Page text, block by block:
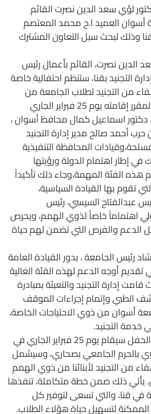
لؤي سعد الدين نصرت القائم
أسوان العميد ا.ح محمد المعتصم
وذلك لبحث سبل التعاون المشترك
الدين نصرت، القائم بأعمال رئيس
التجنيد بقنا، ستنظم احتفالية خاصة
من التجنيد لطلاب الجامعة من
ذوي الهمم ،ومن المقرر إقامته يوم 25 فبراير الجاري
دكتور اسماعيل كمال محافظ أسوان ،
حرب أحمد صالح مدير إدارة التجنيد
المحافظة التنفيذية
في إطار اهتمام الدولة ورؤيتها
هذه الفئة المهمة،وجاء ذلك تأكيداً
تقوم بها القيادة السياسية،
عبدالفتاح السيسي، رئيس
اهتماماً خاصاً لذوي الهمم، ويحرص
الدعم والفرص التي تضمن لهم حياة
رئيس الجامعة ، بدور القيادة العامة
أوجه الدعم لهذه الفئة الغالية
إدارة التجنيد والتعبئة بمبادرة
الطبي وإتمام إجراءات الموقف
أسوان من ذوي الاحتياجات الخاصة،
خدمة التجنيد.
وأضاف “نصرت” أن الحفل سيقام يوم 25 فبراير الجاري في
بالحرم الجامعي بصحاري، وسيشمل
من التجنيد لأبنائنا من ذوي الهمم
ذلك ضمن خطة متكاملة، تنفذها
في قنا، والتي تسعى لتوفير كل
لتسهيل حياة هؤلاء الطلاب.